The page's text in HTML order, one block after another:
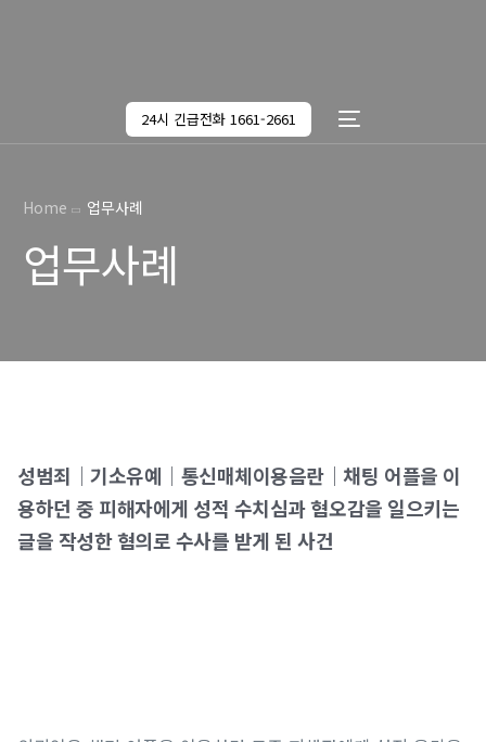
24시 긴급전화 1661-2661
Home 업무사례
업무사례
성범죄│기소유예│통신매체이용음란│채팅 어플을 이
용하던 중 피해자에게 성적 수치심과 혐오감을 일으키는
글을 작성한 혐의로 수사를 받게 된 사건